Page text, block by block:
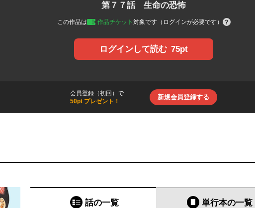
第７７話 生命の恐怖
この作品は 作品チケット 対象です（ログインが必要です）
ログインして読む 75pt
会員登録（初回）で
50pt プレゼント！
新規会員登録する
話の一覧 単行本の一覧